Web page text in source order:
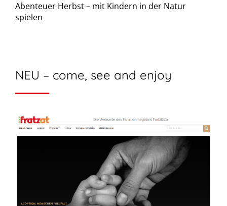
Abenteuer Herbst – mit Kindern in der Natur
spielen
NEU – come, see and enjoy